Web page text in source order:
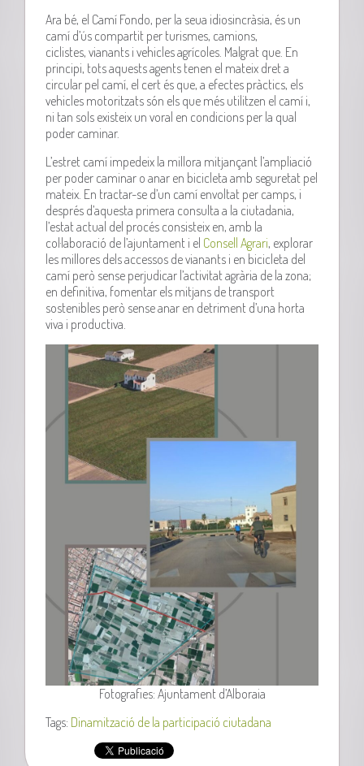
Ara bé, el Camí Fondo, per la seua idiosincràsia, és un
camí d’ús compartit per turismes, camions,
ciclistes, vianants i vehicles agrícoles. Malgrat que. En
principi, tots aquests agents tenen el mateix dret a
circular pel camí, el cert és que, a efectes pràctics, els
vehicles motoritzats són els que més utilitzen el camí i,
ni tan sols existeix un voral en condicions per la qual
poder caminar.
L’estret camí impedeix la millora mitjançant l’ampliació
per poder caminar o anar en bicicleta amb seguretat pel
mateix. En tractar-se d’un camí envoltat per camps, i
després d’aquesta primera consulta a la ciutadania,
l’estat actual del procés consisteix en, amb la
col·laboració de l’ajuntament i el Consell Agrari, explorar
les millores dels accessos de vianants i en bicicleta del
camí però sense perjudicar l’activitat agrària de la zona;
en definitiva, fomentar els mitjans de transport
sostenibles però sense anar en detriment d’una horta
viva i productiva.
Fotografies: Ajuntament d’Alboraia
Tags: Dinamització de la participació ciutadana